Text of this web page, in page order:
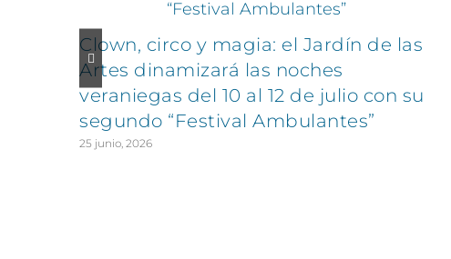
Clown, circo y magia: el Jardín de las
Artes dinamizará las noches
veraniegas del 10 al 12 de julio con su
segundo “Festival Ambulantes”
25 junio, 2026